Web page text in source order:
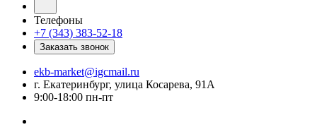
Телефоны
+7 (343) 383-52-18
Заказать звонок
ekb-market@igcmail.ru
г. Екатеринбург, улица Косарева, 91А
9:00-18:00 пн-пт